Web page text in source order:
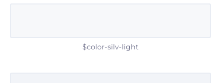
$color-silv-light